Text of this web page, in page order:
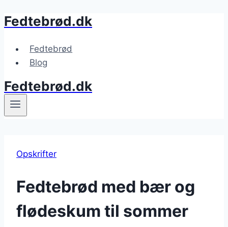
Fortsæt
indhold
Fedtebrød.dk
Fedtebrød
Blog
Fedtebrød.dk
Opskrifter
Fedtebrød med bær og
flødeskum til sommer